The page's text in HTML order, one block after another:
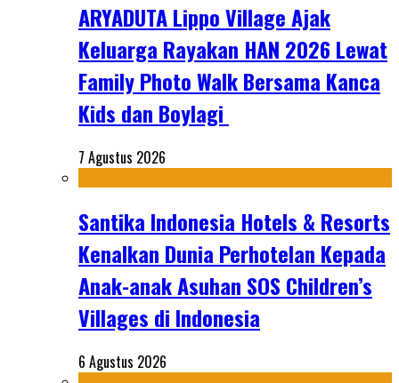
ARYADUTA Lippo Village Ajak
Keluarga Rayakan HAN 2026 Lewat
Family Photo Walk Bersama Kanca
Kids dan Boylagi
7 Agustus 2026
Santika Indonesia Hotels & Resorts
Kenalkan Dunia Perhotelan Kepada
Anak-anak Asuhan SOS Children’s
Villages di Indonesia
6 Agustus 2026